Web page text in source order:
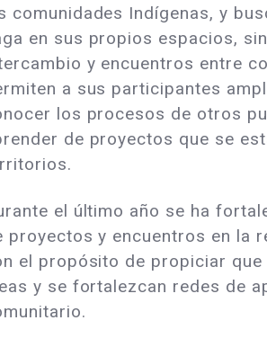
comunidades Indígenas, y
en sus propios espacios,
y encuentros entre
a sus participantes
los procesos de otros
de proyectos que se
el último año se ha
proyectos y encuentros en la
el propósito de propiciar que
y se fortalezcan redes de